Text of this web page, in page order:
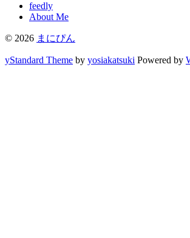
feedly
About Me
© 2026 まにぴん
yStandard Theme by yosiakatsuki Powered by